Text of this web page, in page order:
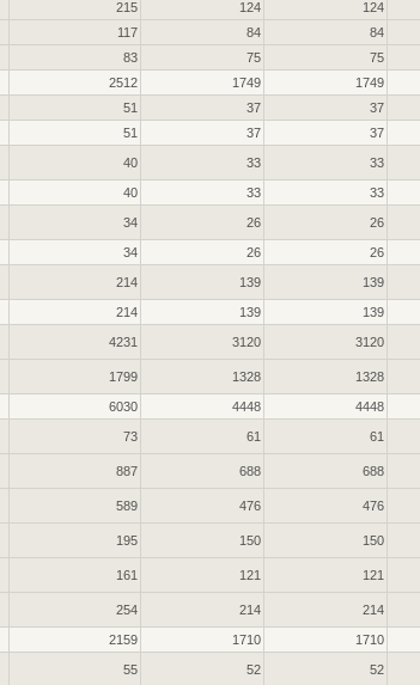
215 124 124
117 84 84
83 75 75
2512 1749 1749
51 37 37
51 37 37
40 33 33
40 33 33
34 26 26
34 26 26
214 139 139
214 139 139
4231 3120 3120
1799 1328 1328
6030 4448 4448
73 61 61
887 688 688
589 476 476
195 150 150
161 121 121
254 214 214
2159 1710 1710
55 52 52